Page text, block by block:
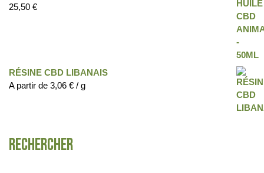
25,50 €
RÉSINE CBD LIBANAIS
A partir de 3,06 € / g
Rechercher